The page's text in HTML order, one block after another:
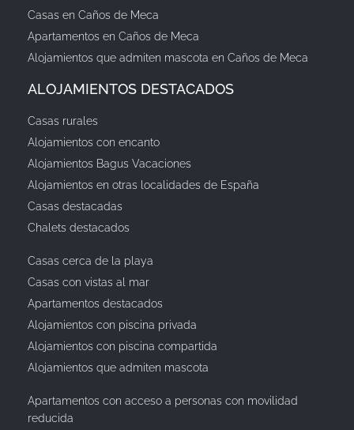
Casas en Caños de Meca
Apartamentos en Caños de Meca
Alojamientos que admiten mascota en Caños de Meca
ALOJAMIENTOS DESTACADOS
Casas rurales
Alojamientos con encanto
Alojamientos Bagus Vacaciones
Alojamientos en otras localidades de España
Casas destacadas
Chalets destacados
Casas cerca de la playa
Casas con vistas al mar
Apartamentos destacados
Alojamientos con piscina privada
Alojamientos con piscina compartida
Alojamientos que admiten mascota
Apartamentos con acceso a personas con movilidad
reducida